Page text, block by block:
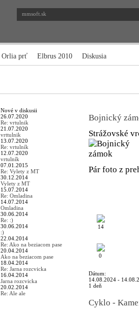
mmsoft.sk
Orlia prť Elbrus 2010 Diskusia
Nové v diskusii
26.07.2020
Re: vrtulnik
21.07.2020
vrttulnik
13.07.2020
Re: vrtulník
12.07.2020
vrtulník
07.01.2015
Re: Vylety z MT
30.12.2014
Vylety z MT
15.07.2014
Re: Omladina
14.07.2014
Omladina
30.06.2014
Re: :)
30.06.2014
:)
22.04.2014
Re: Ako na beziacom pase
20.04.2014
Ako na beziacom pase
18.04.2014
Re: Jarna rozcvicka
16.04.2014
Jarna rozcvicka
20.02.2014
Re: Ale ale
Bojnický
Strážovské
Pár foto z
14
0
Dátum:
14.08.2024 -
1 deň
Cyklo -